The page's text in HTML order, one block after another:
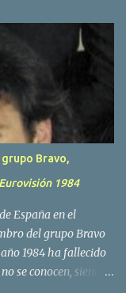
Bravo,
1984
España en el
del grupo Bravo
1984 ha fallecido
se conocen, siendo